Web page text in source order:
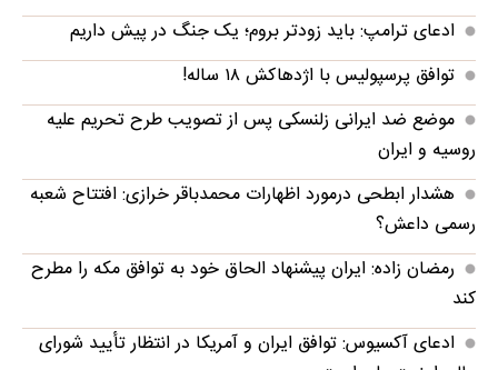
ادعای ترامپ: باید زودتر بروم؛ یک جنگ در پیش داریم
توافق پرسپولیس با اژدهاکش ۱۸ ساله!
موضع ضد ایرانی زلنسکی پس از تصویب طرح تحریم علیه
روسیه و ایران
هشدار ابطحی درمورد اظهارات محمدباقر خرازی: افتتاح شعبه
رسمی داعش؟
رمضان زاده: ایران پیشنهاد الحاق خود به توافق مکه را مطرح
کند
ادعای آکسیوس: توافق ایران و آمریکا در انتظار تأیید شورای